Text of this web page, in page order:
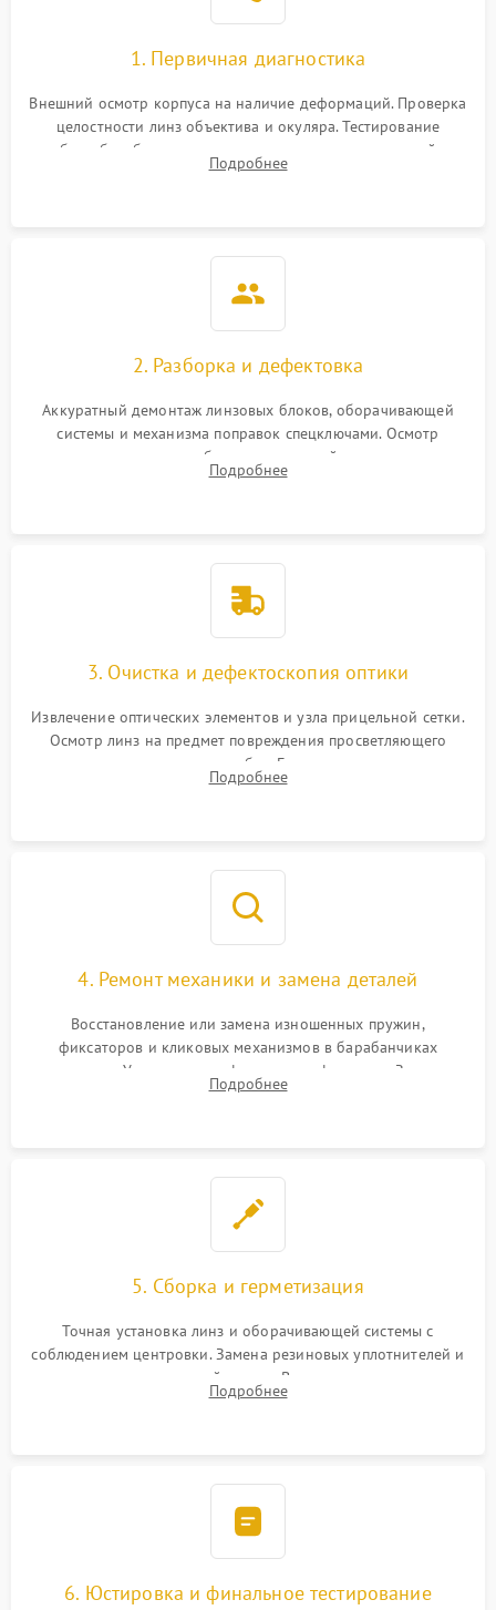
1. Первичная диагностика
Внешний осмотр корпуса на наличие деформаций. Проверка
целостности линз объектива и окуляра. Тестирование
работы барабанчиков ввода поправок, кольца отстройки
параллакса и зума. Выявление сколов, внутренних
Подробнее
2. Разборка и дефектовка
Аккуратный демонтаж линзовых блоков, оборачивающей
системы и механизма поправок спецключами. Осмотр
внутренних резьбовых соединений, пружин и
уплотнительных колец. Поиск причин люфта, смещения
Подробнее
3. Очистка и дефектоскопия оптики
Извлечение оптических элементов и узла прицельной сетки.
Осмотр линз на предмет повреждения просветляющего
покрытия или появления грибка. Бережная очистка стекол
спецрастворами. Проверка целостности гравированной
Подробнее
4. Ремонт механики и замена деталей
Восстановление или замена изношенных пружин,
фиксаторов и кликовых механизмов в барабанчиках
поправок. Устранение люфтов в трансфокаторе. Замена
поврежденных линз, разбитой сетки или восстановление
Подробнее
5. Сборка и герметизация
Точная установка линз и оборачивающей системы с
соблюдением центровки. Замена резиновых уплотнителей и
нанесение влагозащитной смазки. Вакуумирование корпуса
и заполнение его осушенным азотом или аргоном для
Подробнее
6. Юстировка и финальное тестирование